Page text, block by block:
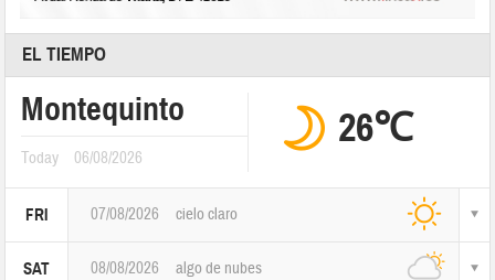
EL TIEMPO
Montequinto
Today 06/08/2026
26℃
FRI 07/08/2026 cielo claro
SAT 08/08/2026 algo de nubes